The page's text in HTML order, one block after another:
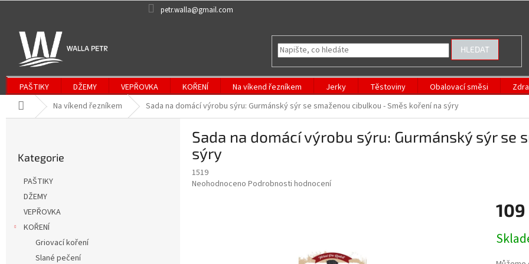
petr.walla@gmail.com
HLEDAT
PAŠTIKY DŽEMY VEPŘOVKA KOŘENÍ Na víkend řezníkem Jerky Těstoviny Obalovací směsi
Domů Na víkend řezníkem Sada na domácí výrobu sýru: Gurmánský sýr se smaženou cibulkou - Směs koření na sýry
kategorie
Kategorie
PAŠTIKY
DŽEMY
VEPŘOVKA
KOŘENÍ
Griovací koření
Slané pečení
Sada na domácí výrobu sýru: Gurmánský sýr se
sýry
1519
Průměrné
Neohodnoceno Podrobnosti hodnocení
109
cena: